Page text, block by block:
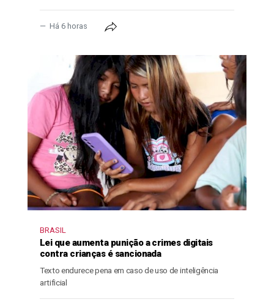
Há 6 horas
BRASIL
Lei que aumenta punição a crimes digitais
contra crianças é sancionada
Texto endurece pena em caso de uso de inteligência
artificial